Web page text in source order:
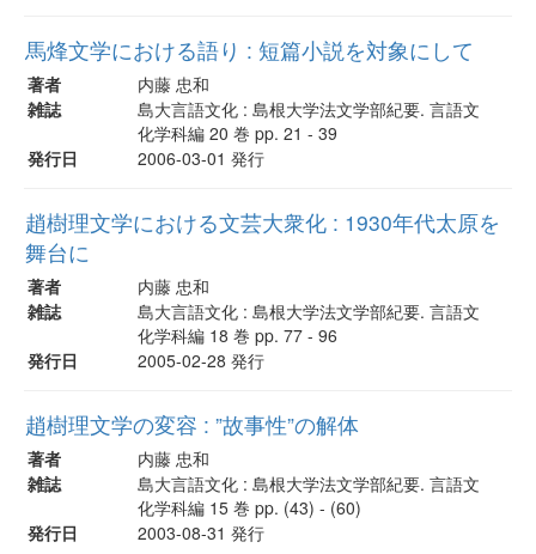
馬烽文学における語り : 短篇小説を対象にして
著者
内藤 忠和
雑誌
島大言語文化 : 島根大学法文学部紀要. 言語文
化学科編 20 巻 pp. 21 - 39
発行日
2006-03-01 発行
趙樹理文学における文芸大衆化 : 1930年代太原を
舞台に
著者
内藤 忠和
雑誌
島大言語文化 : 島根大学法文学部紀要. 言語文
化学科編 18 巻 pp. 77 - 96
発行日
2005-02-28 発行
趙樹理文学の変容 : ”故事性”の解体
著者
内藤 忠和
雑誌
島大言語文化 : 島根大学法文学部紀要. 言語文
化学科編 15 巻 pp. (43) - (60)
発行日
2003-08-31 発行